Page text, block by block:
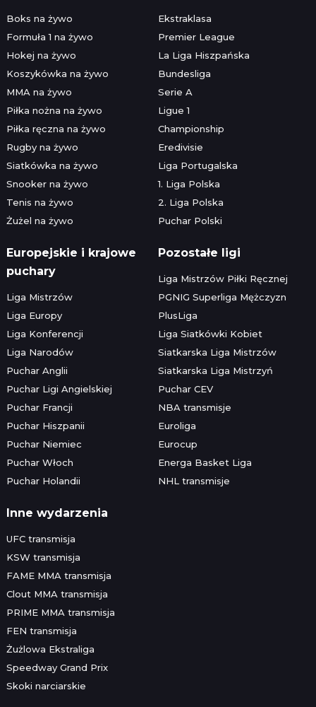
Boks na żywo
Formuła 1 na żywo
Hokej na żywo
Koszykówka na żywo
MMA na żywo
Piłka nożna na żywo
Piłka ręczna na żywo
Rugby na żywo
Siatkówka na żywo
Snooker na żywo
Tenis na żywo
Żużel na żywo
Ekstraklasa
Premier League
La Liga Hiszpańska
Bundesliga
Serie A
Ligue 1
Championship
Eredivisie
Liga Portugalska
1. Liga Polska
2. Liga Polska
Puchar Polski
Europejskie i krajowe
puchary
Liga Mistrzów
Liga Europy
Liga Konferencji
Liga Narodów
Puchar Anglii
Puchar Ligi Angielskiej
Puchar Francji
Puchar Hiszpanii
Puchar Niemiec
Puchar Włoch
Puchar Holandii
Pozostałe ligi
Liga Mistrzów Piłki Ręcznej
PGNIG Superliga Mężczyzn
PlusLiga
Liga Siatkówki Kobiet
Siatkarska Liga Mistrzów
Siatkarska Liga Mistrzyń
Puchar CEV
NBA transmisje
Euroliga
Eurocup
Energa Basket Liga
NHL transmisje
Inne wydarzenia
UFC transmisja
KSW transmisja
FAME MMA transmisja
Clout MMA transmisja
PRIME MMA transmisja
FEN transmisja
Żużlowa Ekstraliga
Speedway Grand Prix
Skoki narciarskie